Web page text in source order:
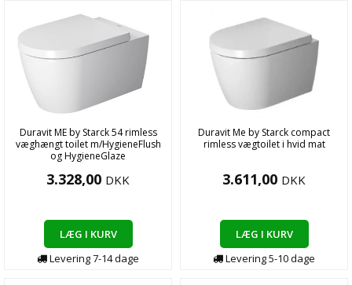
Duravit ME by Starck 54 rimless
væghængt toilet m/HygieneFlush
og HygieneGlaze
3.328,00 DKK
LÆG I KURV
Levering7-14dage
Duravit Me by Starck compact
rimless vægtoilet i hvid mat
3.611,00 DKK
LÆG I KURV
Levering5-10dage